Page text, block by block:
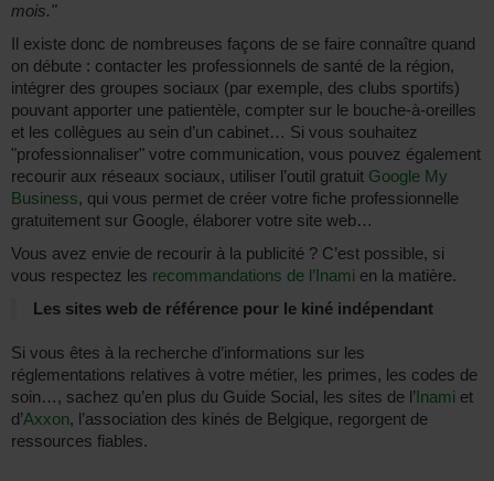
mois."
Il existe donc de nombreuses façons de se faire connaître quand
on débute : contacter les professionnels de santé de la région,
intégrer des groupes sociaux (par exemple, des clubs sportifs)
pouvant apporter une patientèle, compter sur le bouche-à-oreilles
et les collègues au sein d’un cabinet… Si vous souhaitez
"professionnaliser" votre communication, vous pouvez également
recourir aux réseaux sociaux, utiliser l’outil gratuit Google My
Business, qui vous permet de créer votre fiche professionnelle
gratuitement sur Google, élaborer votre site web…
Vous avez envie de recourir à la publicité ? C’est possible, si
vous respectez les recommandations de l’Inami en la matière.
Les sites web de référence pour le kiné indépendant
Si vous êtes à la recherche d’informations sur les
réglementations relatives à votre métier, les primes, les codes de
soin…, sachez qu’en plus du Guide Social, les sites de l’ Inami et
d’Axxon, l’association des kinés de Belgique, regorgent de
ressources fiables.